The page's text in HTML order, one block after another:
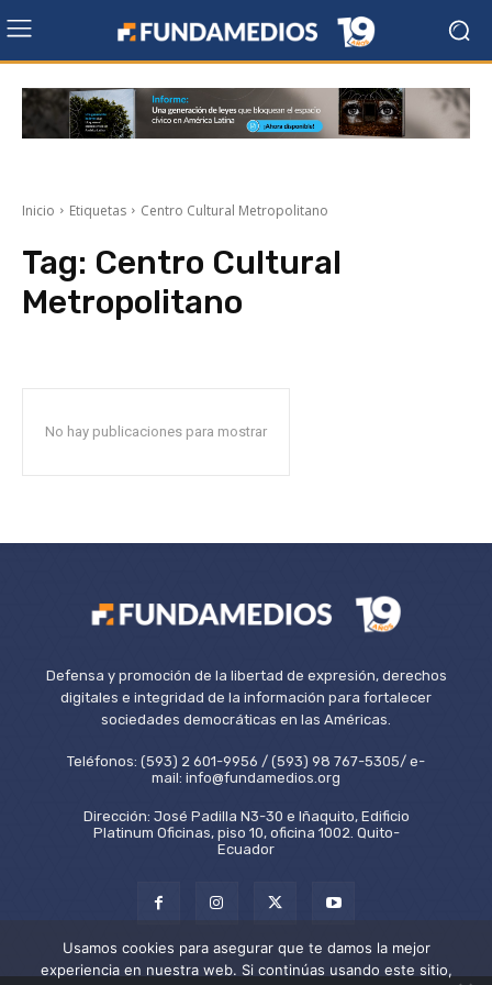
Inicio Etiquetas Centro Cultural Metropolitano
Tag: Centro Cultural
Metropolitano
No hay publicaciones para mostrar
Defensa y promoción de la libertad de expresión, derechos
digitales e integridad de la información para fortalecer
sociedades democráticas en las Américas.
Teléfonos: (593) 2 601-9956 / (593) 98 767-5305/ e-
mail: info@fundamedios.org
Dirección: José Padilla N3-30 e Iñaquito, Edificio
Platinum Oficinas, piso 10, oficina 1002. Quito-
Ecuador
Usamos cookies para asegurar que te damos la mejor
experiencia en nuestra web. Si continúas usando este sitio,